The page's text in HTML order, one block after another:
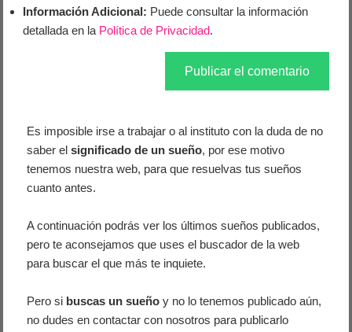
Información Adicional: Puede consultar la información
detallada en la Política de Privacidad.
Es imposible irse a trabajar o al instituto con la duda de no
saber elsignificado de un sueño, por ese motivo
tenemos nuestra web, para que resuelvas tus sueños
cuanto antes.
A continuación podrás ver los últimos sueños publicados,
pero te aconsejamos que uses el buscador de la web
para buscar el que más te inquiete.
Pero si buscas un sueño y no lo tenemos publicado aún,
no dudes en contactar con nosotros para publicarlo